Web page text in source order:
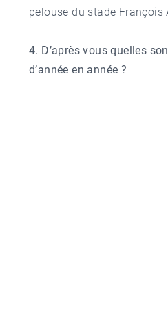
pelouse du stade François
4. D’après vous quelles
d’année en année ?